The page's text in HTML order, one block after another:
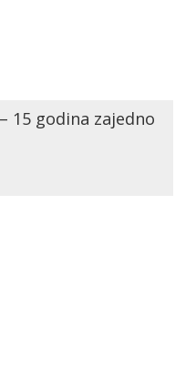
15 godina zajedno